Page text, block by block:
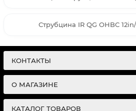
Струбцина IR QG OHBC
КОНТАКТЫ
О МАГАЗИНЕ
КАТАЛОГ ТОВАРОВ